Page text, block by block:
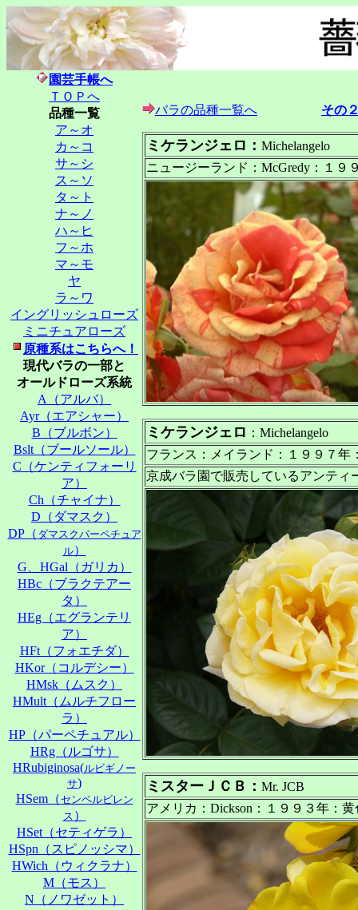
園芸手帳へ
ＴＯＰへ
品種一覧
ア～オ
カ～コ
サ～シ
ス～ソ
タ～ト
ナ～ノ
ハ～ヒ
フ～ホ
マ～モ
ヤ
ラ～ワ
イングリッシュローズ
ミニチュアローズ
原種系はこちらへ！
現代バラの一部と
オールドローズ系統
A（アルバ）
Ayr（エアシャー）
B（ブルボン）
Bslt（ブールソール）
C（ケンティフォーリ
ア）
Ch（チャイナ）
D（ダマスク）
DP（ ダマスクパーペチュア
ル）
G、HGal（ガリカ）
HBc（ブラクテアー
タ）
HEg（エグランテリ
ア）
HFt（フォエチダ）
HKor（コルデシー）
HMsk（ムスク）
HMult（ムルチフロー
ラ）
HP（パーペチュアル）
HRg（ルゴサ）
HRubiginosa(ルビギノー
サ)
HSem（ センペルビレン
ス ）
HSet（セティゲラ）
HSpn（スピノッシマ）
HWich（ウィクラナ）
M（モス）
N（ノワゼット）
バラの品種一覧へ その
ミケランジェロ ： Michelangelo
ニュージーランド：McGredy：１９
ミケランジェロ ：Michelangelo
フランス：メイランド：１９９７年
京成バラ園で販売しているアンティ
ミスターＪＣＢ ： Mr. JCB
アメリカ：Dickson：１９９３年：